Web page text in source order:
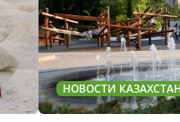
НОВОСТИ